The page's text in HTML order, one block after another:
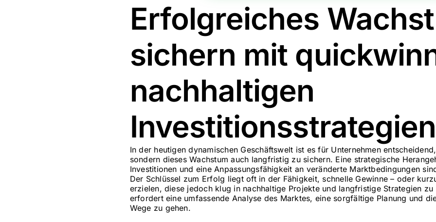
Erfolgreiches
sichern mit
nachhaltigen
Investitionsstrategien
In der heutigen dynamischen Geschäftswelt ist es für Unternehmen
sondern dieses Wachstum auch langfristig zu sichern. Eine strategische
Investitionen und eine Anpassungsfähigkeit an veränderte Marktbedingungen
Der Schlüssel zum Erfolg liegt oft in der Fähigkeit, schnelle Gewinne – oder
erzielen, diese jedoch klug in nachhaltige Projekte und langfristige Strategien zu
erfordert eine umfassende Analyse des Marktes, eine sorgfältige Planung und
Wege zu gehen.